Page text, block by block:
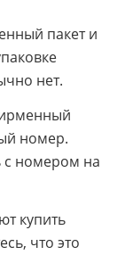
пакет и
нет.
номер.
с номером на
купить
что это